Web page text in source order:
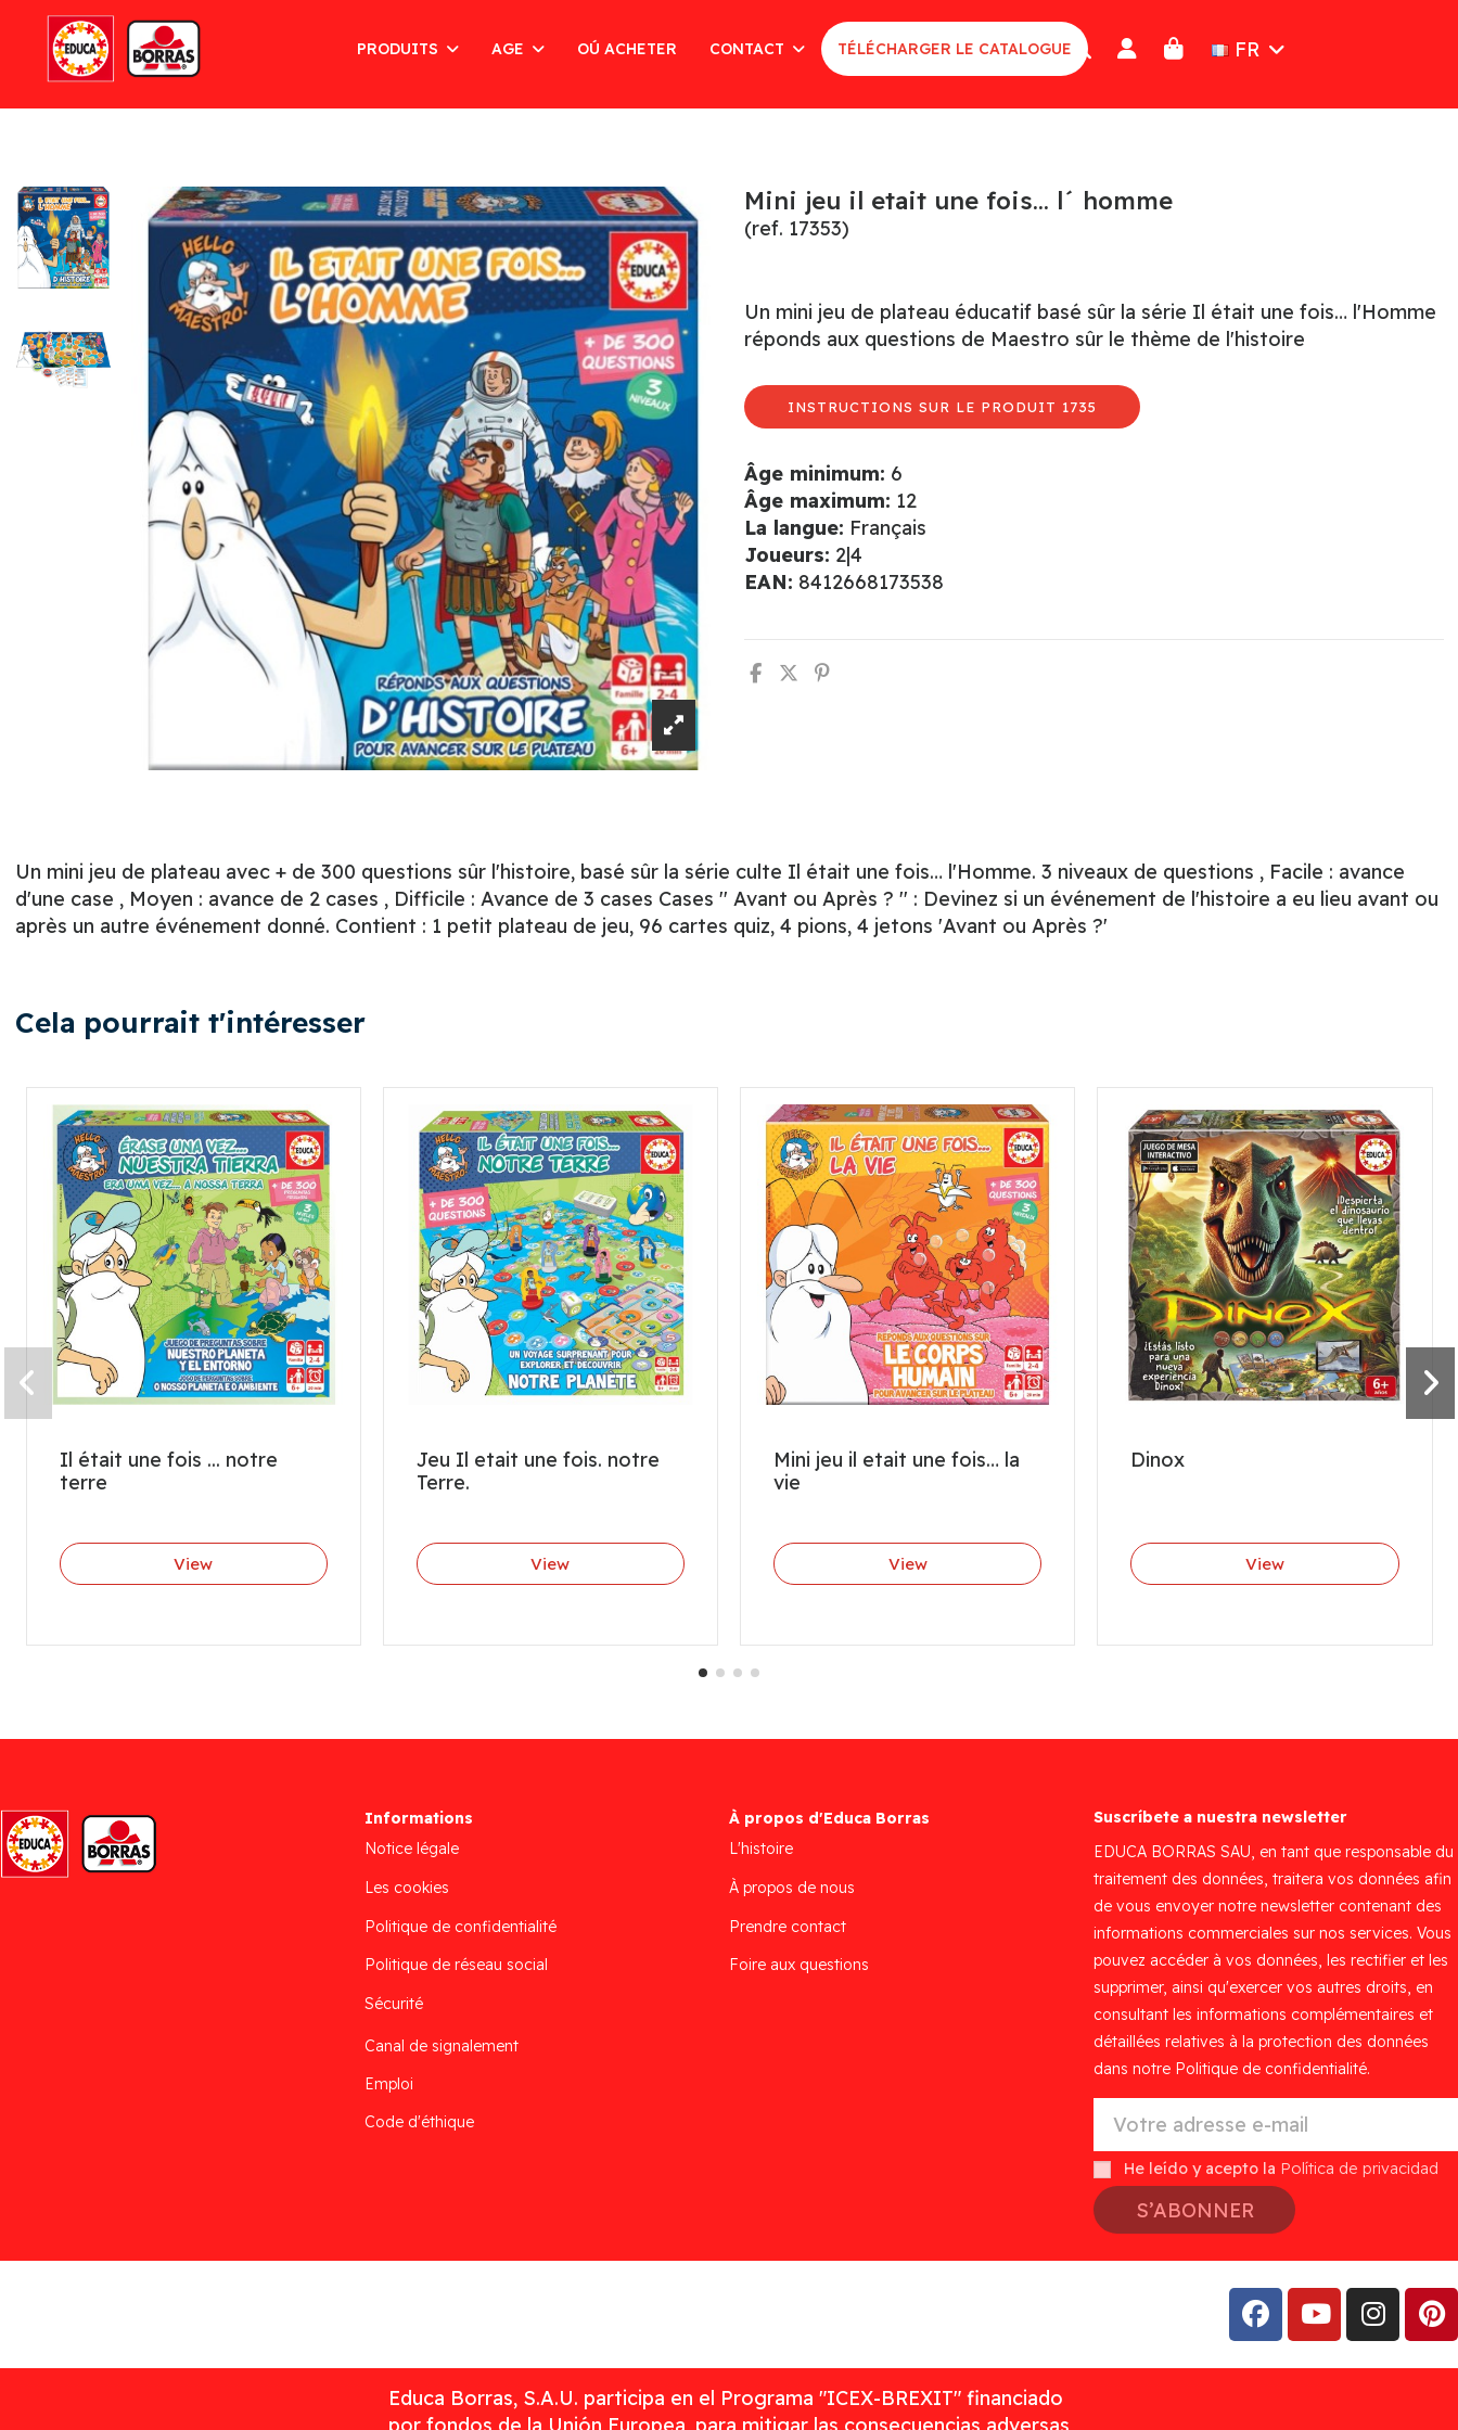
PRODUITS AGE OÚ ACHETER CONTACT TÉLÉCHARGER LE CATALOGUE FR
Mini jeu il etait une fois… l´ homme
(ref. 17353)
Un mini jeu de plateau éducatif basé sûr la série Il était une fois… l'Homme
réponds aux questions de Maestro sûr le thème de l'histoire
INSTRUCTIONS SUR LE PRODUIT 1735
Âge minimum: 6
Âge maximum: 12
La langue: Français
Joueurs: 2|4
EAN: 8412668173538
Un mini jeu de plateau avec + de 300 questions sûr l'histoire, basé sûr la série culte Il était une fois… l'Homme. 3 niveaux de questions , Facile : avance
d'une case , Moyen : avance de 2 cases , Difficile : Avance de 3 cases Cases '' Avant ou Après ? '' : Devinez si un événement de l'histoire a eu lieu avant ou
après un autre événement donné. Contient : 1 petit plateau de jeu, 96 cartes quiz, 4 pions, 4 jetons 'Avant ou Après ?'
Cela pourrait t'intéresser
Il était une fois ... notre
terre
View
Jeu Il etait une fois. notre
Terre.
View
Mini jeu il etait une fois… la
vie
View
Dinox
View
Informations
Notice légale
Les cookies
Politique de confidentialité
Politique de réseau social
Sécurité
Canal de signalement
Emploi
Code d'éthique
À propos d'Educa Borras
L'histoire
À propos de nous
Prendre contact
Foire aux questions
Suscríbete a nuestra newsletter
EDUCA BORRAS SAU, en tant que responsable du
traitement des données, traitera vos données afin
de vous envoyer notre newsletter contenant des
informations commerciales sur nos services. Vous
pouvez accéder à vos données, les rectifier et les
supprimer, ainsi qu'exercer vos autres droits, en
consultant les informations complémentaires et
détaillées relatives à la protection des données
dans notre Politique de confidentialité.
He leído y acepto la Política de privacidad
S’ABONNER
Educa Borras, S.A.U. participa en el Programa "ICEX-BREXIT" financiado